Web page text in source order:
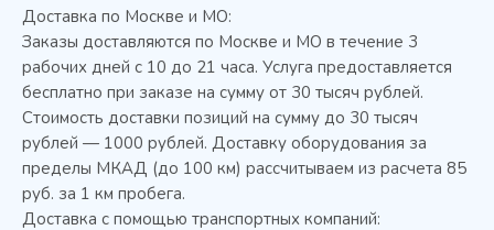
Колода разрубочная КР-5/5
Доставка по Москве и МО:
Заказы доставляются по Москве и МО в течение 3
рабочих дней с 10 до 21 часа. Услуга предоставляется
бесплатно при заказе на сумму от 30 тысяч рублей.
Стоимость доставки позиций на сумму до 30 тысяч
рублей — 1000 рублей. Доставку оборудования за
пределы МКАД (до 100 км) рассчитываем из расчета 85
руб. за 1 км пробега.
Доставка с помощью транспортных компаний: